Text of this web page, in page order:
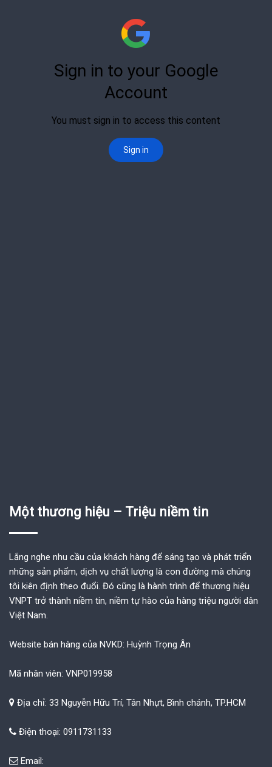
Một thương hiệu – Triệu niềm tin
Lắng nghe nhu cầu của khách hàng để sáng tạo và phát triển
những sản phẩm, dịch vụ chất lượng là con đường mà chúng
tôi kiên định theo đuổi. Đó cũng là hành trình để thương hiệu
VNPT trở thành niềm tin, niềm tự hào của hàng triệu người dân
Việt Nam.
Website bán hàng của NVKD: Huỳnh Trọng Ân
Mã nhân viên: VNP019958
Địa chỉ: 33 Nguyễn Hữu Trí, Tân Nhựt, Bình chánh, TP.HCM
Điện thoại: 0911731133
Email: